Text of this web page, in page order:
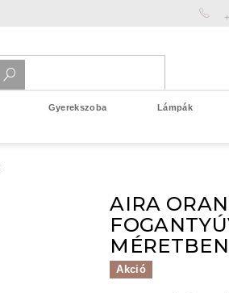
Gyerekszoba Lámpák
AIRA
MÉRETBEN
Akció